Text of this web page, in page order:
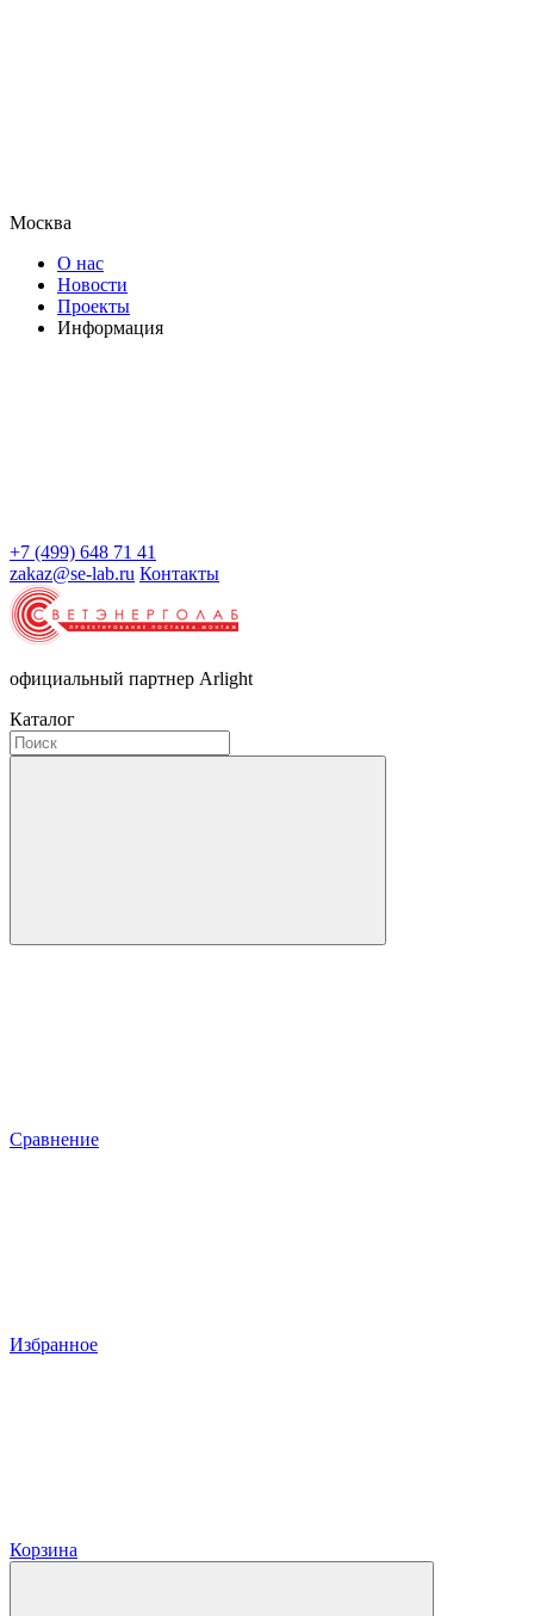
Москва
О нас
Новости
Проекты
Информация
+7 (499) 648 71 41
zakaz@se-lab.ru Контакты
официальный партнер Arlight
Каталог
Сравнение
Избранное
Корзина